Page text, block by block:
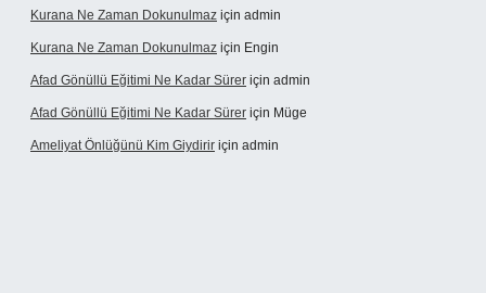
Kurana Ne Zaman Dokunulmaz için admin
Kurana Ne Zaman Dokunulmaz için Engin
Afad Gönüllü Eğitimi Ne Kadar Sürer için admin
Afad Gönüllü Eğitimi Ne Kadar Sürer için Müge
Ameliyat Önlüğünü Kim Giydirir için admin